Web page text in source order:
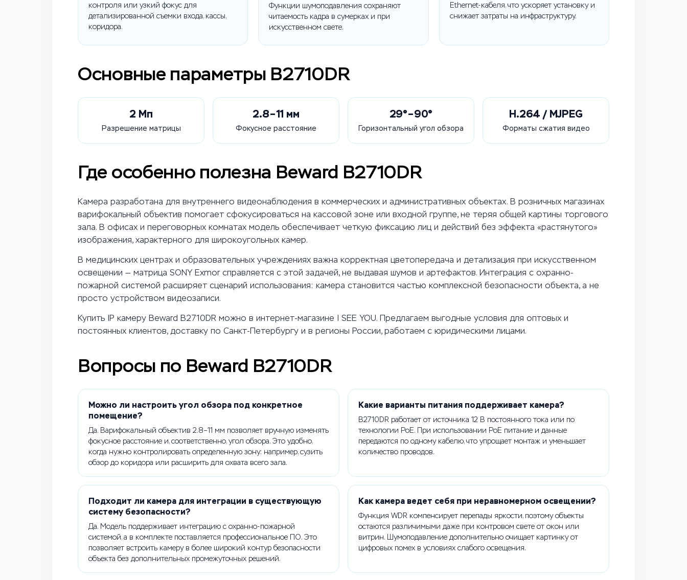
контроля или узкий фокус для
детализированной съемки входа, кассы,
коридора.
Функции шумоподавления сохраняют
читаемость кадра в сумерках и при
искусственном свете.
Ethernet-кабеля, что ускоряет установку и
снижает затраты на инфраструктуру.
Основные параметры B2710DR
2 Мп
Разрешение матрицы
2.8–11 мм
Фокусное расстояние
29°–90°
Горизонтальный угол обзора
H.264 / MJPEG
Форматы сжатия видео
Где особенно полезна Beward B2710DR
Камера разработана для внутреннего видеонаблюдения в коммерческих и административных объектах. В розничных магазинах
варифокальный объектив помогает сфокусироваться на кассовой зоне или входной группе, не теряя общей картины торгового
зала. В офисах и переговорных комнатах модель обеспечивает четкую фиксацию лиц и действий без эффекта «растянутого»
изображения, характерного для широкоугольных камер.
В медицинских центрах и образовательных учреждениях важна корректная цветопередача и детализация при искусственном
освещении — матрица SONY Exmor справляется с этой задачей, не выдавая шумов и артефактов. Интеграция с охранно-
пожарной системой расширяет сценарий использования: камера становится частью комплексной безопасности объекта, а не
просто устройством видеозаписи.
Купить IP камеру Beward B2710DR можно в интернет-магазине I SEE YOU. Предлагаем выгодные условия для оптовых и
постоянных клиентов, доставку по Санкт-Петербургу и в регионы России, работаем с юридическими лицами.
Вопросы по Beward B2710DR
Можно ли настроить угол обзора под конкретное
помещение?
Да. Варифокальный объектив 2.8–11 мм позволяет вручную изменять
фокусное расстояние и, соответственно, угол обзора. Это удобно,
когда нужно контролировать определенную зону: например, сузить
обзор до коридора или расширить для охвата всего зала.
Какие варианты питания поддерживает камера?
B2710DR работает от источника 12 В постоянного тока или по
технологии PoE. При использовании PoE питание и данные
передаются по одному кабелю, что упрощает монтаж и уменьшает
количество проводов.
Подходит ли камера для интеграции в существующую
систему безопасности?
Да. Модель поддерживает интеграцию с охранно-пожарной
системой, а в комплекте поставляется профессиональное ПО. Это
позволяет встроить камеру в более широкий контур безопасности
объекта без дополнительных промежуточных решений.
Как камера ведет себя при неравномерном освещении?
Функция WDR компенсирует перепады яркости, поэтому объекты
остаются различимыми даже при контровом свете от окон или
витрин. Шумоподавление дополнительно очищает картинку от
цифровых помех в условиях слабого освещения.